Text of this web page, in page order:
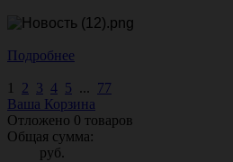
Подробнее
1 2 3 4 5 ... 77
Ваша Корзина
Отложено 0 товаров
Общая сумма:
руб.